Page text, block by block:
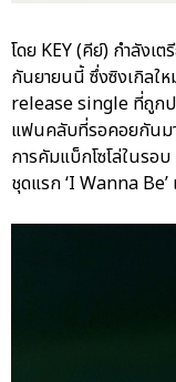
โดย KEY (คีย์) กำลังเ
กันยายนนี้ ซึ่งซิงเกิลใ
release single ที่ถูก
แฟนคลับที่รอคอยกันม
การคัมแบ็กโซโล่ในรอ
ชุดแรก ‘I Wanna